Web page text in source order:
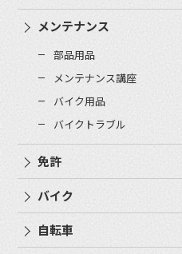
メンテナンス
部品用品
メンテナンス講座
バイク用品
バイクトラブル
免許
バイク
自転車